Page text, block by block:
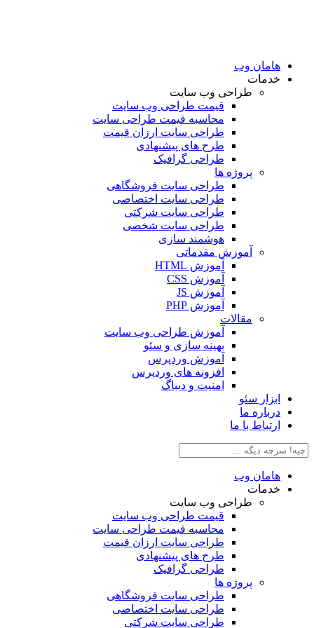
وب
طراحی وب سایت
قیمت طراحی وب سایت
محاسبه قیمت طراحی سایت
طراحی سایت ارزان قیمت
طرح های پیشنهادی
طراحی گرافیک
پروژه ها
طراحی سایت فروشگاهی
طراحی سایت اختصاصی
طراحی سایت شرکتی
طراحی سایت شخصی
هوشمند سازی
آموزش مقدماتی
آموزش HTML
آموزش CSS
آموزش JS
آموزش PHP
مقالات
آموزش طراحی وب سایت
بهینه سازی و سئو
آموزش وردپرس
افزونه های وردپرس
امنیت و دیباگ
سئو
ما
با ما
وب
طراحی وب سایت
قیمت طراحی وب سایت
محاسبه قیمت طراحی سایت
طراحی سایت ارزان قیمت
طرح های پیشنهادی
طراحی گرافیک
پروژه ها
طراحی سایت فروشگاهی
طراحی سایت اختصاصی
طراحی سایت شرکتی